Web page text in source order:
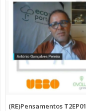
(RE)Pensamentos T2EP01